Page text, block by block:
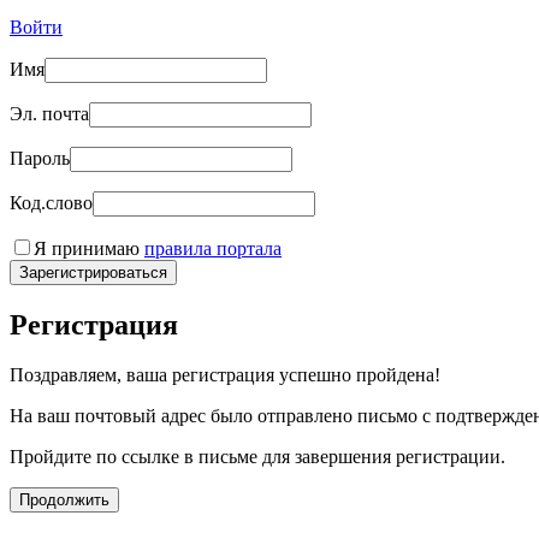
Войти
Имя
Эл. почта
Пароль
Код.слово
Я принимаю правила портала
Зарегистрироваться
Регистрация
Поздравляем, ваша регистрация успешно пройдена!
На ваш почтовый адрес было отправлено письмо с
Пройдите по ссылке в письме для завершения регистрации.
Продолжить